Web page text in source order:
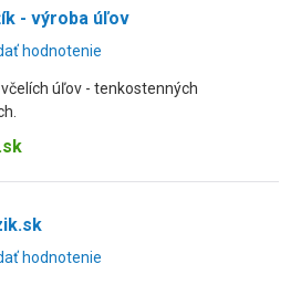
- výroba úľov
hodnotenie
úľov - tenkostenných
hodnotenie